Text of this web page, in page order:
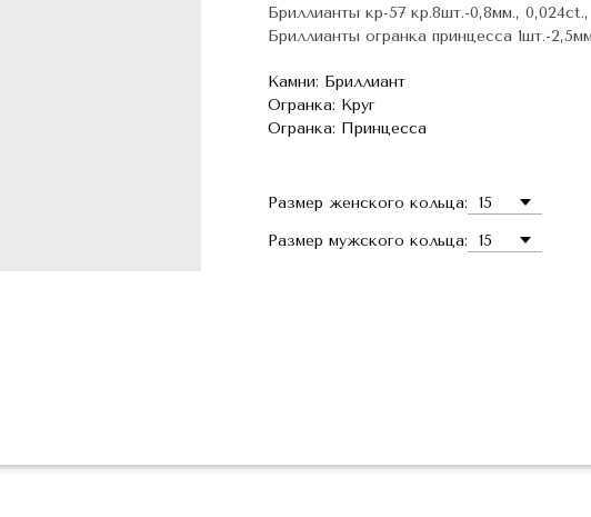
Размер женского кольца:
Размер мужского кольца:
Бриллианты кр-57 кр.8шт.-0,8мм., 0,024ct.,
Бриллианты огранка принцесса 1шт.-
Камни: Бриллиант
Огранка: Круг
Огранка: Принцесса